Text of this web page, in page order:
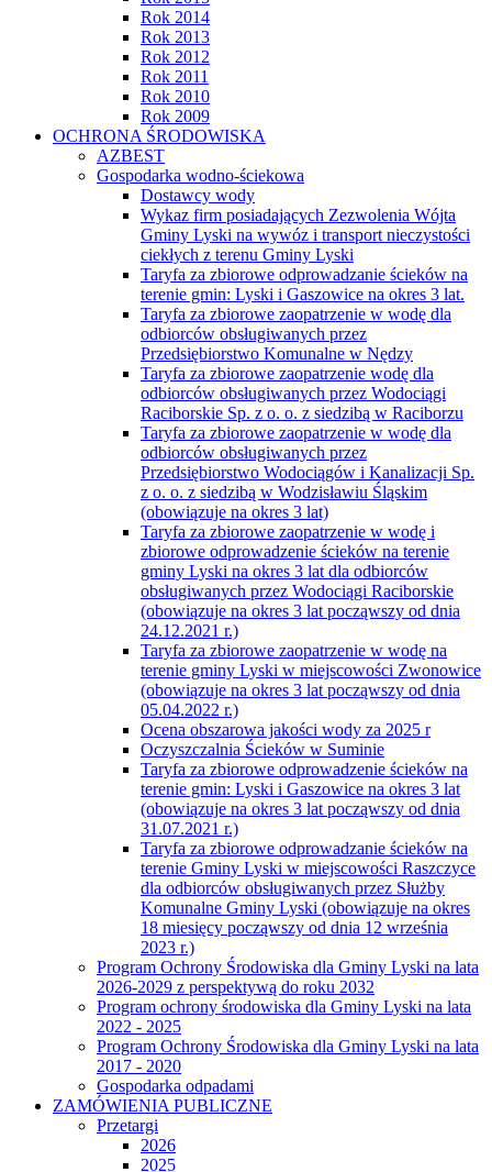
Rok 2014
Rok 2013
Rok 2012
Rok 2011
Rok 2010
Rok 2009
OCHRONA ŚRODOWISKA
AZBEST
Gospodarka wodno-ściekowa
Dostawcy wody
Wykaz firm posiadających Zezwolenia Wójta
Gminy Lyski na wywóz i transport nieczystości
ciekłych z terenu Gminy Lyski
Taryfa za zbiorowe odprowadzanie ścieków na
terenie gmin: Lyski i Gaszowice na okres 3 lat.
Taryfa za zbiorowe zaopatrzenie w wodę dla
odbiorców obsługiwanych przez
Przedsiębiorstwo Komunalne w Nędzy
Taryfa za zbiorowe zaopatrzenie wodę dla
odbiorców obsługiwanych przez Wodociągi
Raciborskie Sp. z o. o. z siedzibą w Raciborzu
Taryfa za zbiorowe zaopatrzenie w wodę dla
odbiorców obsługiwanych przez
Przedsiębiorstwo Wodociągów i Kanalizacji Sp.
z o. o. z siedzibą w Wodzisławiu Śląskim
(obowiązuje na okres 3 lat)
Taryfa za zbiorowe zaopatrzenie w wodę i
zbiorowe odprowadzenie ścieków na terenie
gminy Lyski na okres 3 lat dla odbiorców
obsługiwanych przez Wodociągi Raciborskie
(obowiązuje na okres 3 lat począwszy od dnia
24.12.2021 r.)
Taryfa za zbiorowe zaopatrzenie w wodę na
terenie gminy Lyski w miejscowości Zwonowice
(obowiązuje na okres 3 lat począwszy od dnia
05.04.2022 r.)
Ocena obszarowa jakości wody za 2025 r
Oczyszczalnia Ścieków w Suminie
Taryfa za zbiorowe odprowadzenie ścieków na
terenie gmin: Lyski i Gaszowice na okres 3 lat
(obowiązuje na okres 3 lat począwszy od dnia
31.07.2021 r.)
Taryfa za zbiorowe odprowadzanie ścieków na
terenie Gminy Lyski w miejscowości Raszczyce
dla odbiorców obsługiwanych przez Służby
Komunalne Gminy Lyski (obowiązuje na okres
18 miesięcy począwszy od dnia 12 września
2023 r.)
Program Ochrony Środowiska dla Gminy Lyski na lata
2026-2029 z perspektywą do roku 2032
Program ochrony środowiska dla Gminy Lyski na lata
2022 - 2025
Program Ochrony Środowiska dla Gminy Lyski na lata
2017 - 2020
Gospodarka odpadami
ZAMÓWIENIA PUBLICZNE
Przetargi
2026
2025